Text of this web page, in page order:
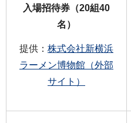
入場招待券（20組40
名）
提供： 株式会社新横浜
ラーメン博物館（外部
サイト）